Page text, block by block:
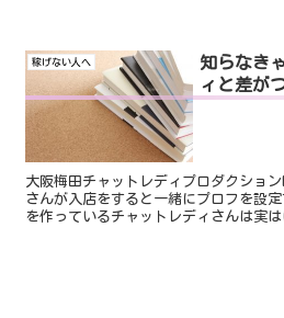
稼げない人へ
知らなき
ィと差が
大阪梅田チャットレディプロダクシ
さんが入店をすると一緒にプロフを設
を作っているチャットレディさんは実は